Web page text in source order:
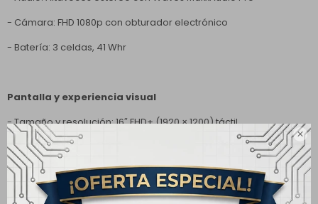

- Cámara: FHD 1080p con obturador electrónico
- Batería: 3 celdas, 41 Whr
Pantalla y experiencia visual
- Tamaño y resolución: 16″ FHD+ (1920 × 1200) táctil
- Tipo: TN, antirreflejo
- Formato: 16:10
- Frecuencia de actualización: 60 Hz